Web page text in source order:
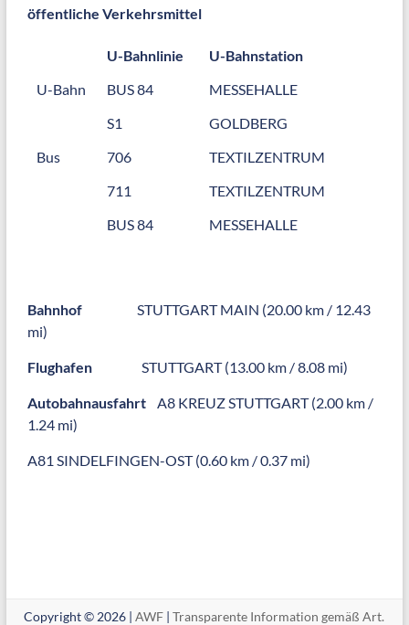
öffentliche Verkehrsmittel
U-Bahnlinie
U-Bahnstation
U-Bahn
BUS 84
MESSEHALLE
S1
GOLDBERG
Bus
706
TEXTILZENTRUM
711
TEXTILZENTRUM
BUS 84
MESSEHALLE
Bahnhof STUTTGART MAIN (20.00 km / 12.43
mi)
Flughafen STUTTGART (13.00 km / 8.08 mi)
Autobahnausfahrt A8 KREUZ STUTTGART (2.00 km /
1.24 mi)
A81 SINDELFINGEN-OST (0.60 km / 0.37 mi)
Copyright © 2026 |AWF |Transparente Information gemäß Art.